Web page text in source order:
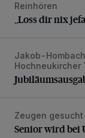
„Loss dir nix
Reinhören
„Loss dir nix
Jakob-
Hochneukircher
Senior wird bei
Zeugen gesucht
Senior wird bei